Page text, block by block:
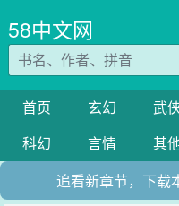
58中文网
首页 玄幻 武
科幻
言情 其
追看新章节，下载